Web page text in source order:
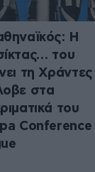
Η
του
τη Χράντες
στα
του
Conference